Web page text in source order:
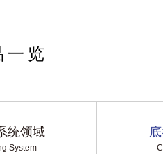
一览
统领域
System